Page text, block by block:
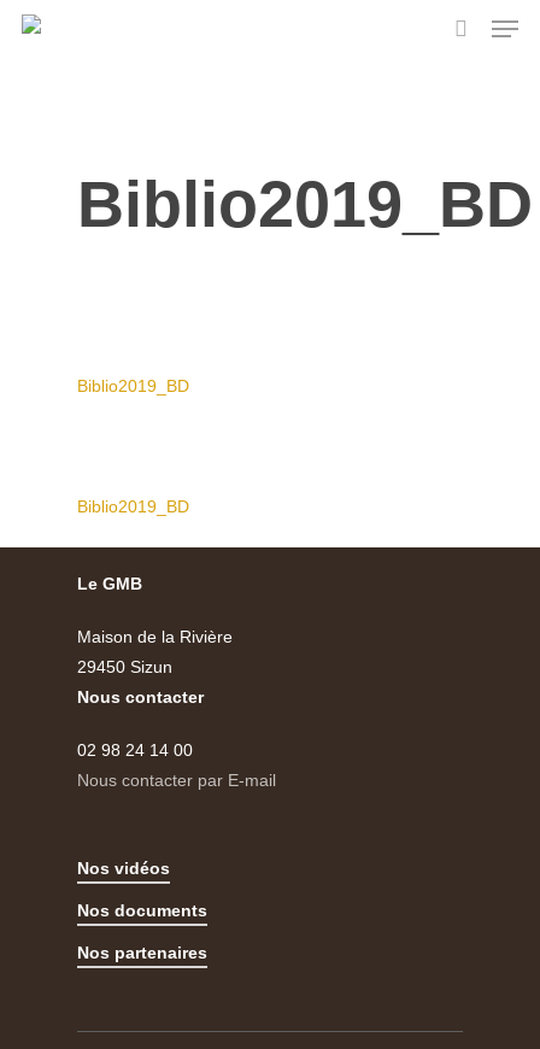
Skip
Biblio2019_BD
Biblio2019_BD
Biblio2019_BD
Le GMB
Maison de la Rivière
29450 Sizun
Nous contacter
02 98 24 14 00
Nous contacter par E-mail
Nos vidéos
Nos documents
Nos partenaires